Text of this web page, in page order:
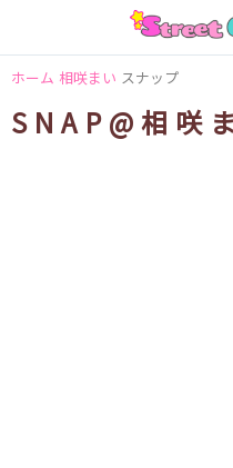
ホーム 相咲まい スナップ
SNAP@相咲